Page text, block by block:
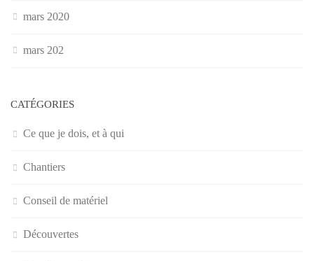
mars 2020
mars 202
CATÉGORIES
Ce que je dois, et à qui
Chantiers
Conseil de matériel
Découvertes